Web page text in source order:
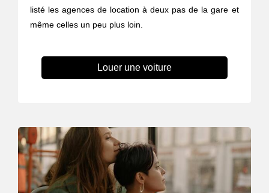
listé les agences de location à deux pas de la gare et
même celles un peu plus loin.
Louer une voiture